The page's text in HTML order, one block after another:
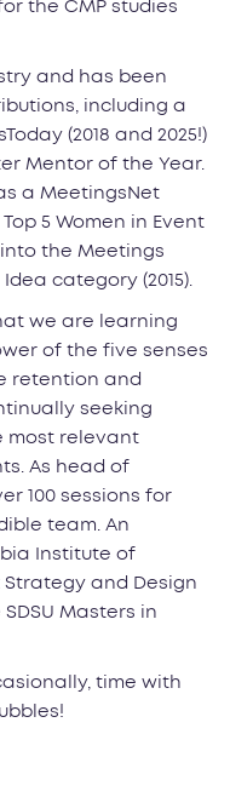
the CMP studies
and has been
including a
(2018 and 2025!)
Mentor of the Year.
a MeetingsNet
5 Women in Event
into the Meetings
category (2015).
we are learning
of the five senses
retention and
seeking
most relevant
As head of
100 sessions for
team. An
Institute of
Strategy and Design
Masters in
time with